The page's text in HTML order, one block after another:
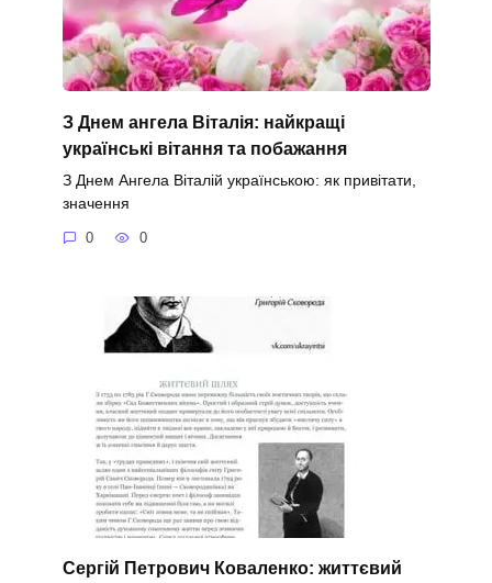
З Днем ангела Віталія: найкращі
українські вітання та побажання
З Днем Ангела Віталій українською: як привітати,
значення
0 0
Сергій Петрович Коваленко: життєвий